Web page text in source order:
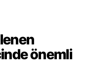
önemli